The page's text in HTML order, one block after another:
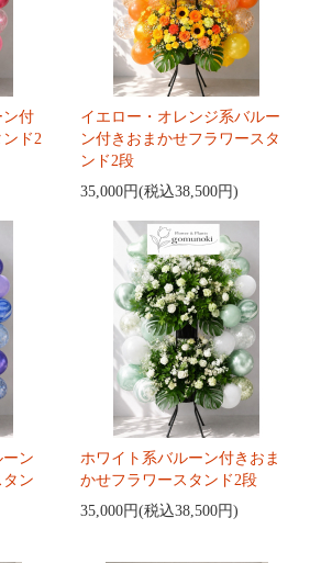
ン付
ド2
イエロー・オレンジ系バルー
ン付きおまかせフラワースタ
ンド2段
35,000円(税込38,500円)
ン
ン
ホワイト系バルーン付きおま
かせフラワースタンド2段
35,000円(税込38,500円)